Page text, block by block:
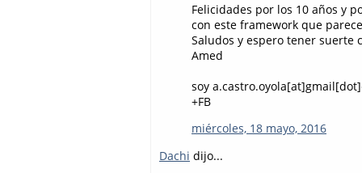
Felicidades por los 10 años y
con este framework que
Saludos y espero tener suerte
Amed
soy
+FB
miércoles, 18 mayo, 2016
Dachi dijo...